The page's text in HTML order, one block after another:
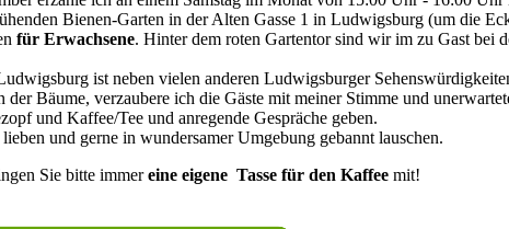
Bienen-Garten in der Alten Gasse 1 in Ludwigsburg (um die
für Erwachsene. Hinter dem roten Gartentor sind wir im zu Gast bei
ist neben vielen anderen Ludwigsburger
Bäume, verzaubere ich die Gäste mit meiner Stimme und
und Kaffee/Tee und anregende Gespräche geben.
und gerne in wundersamer Umgebung gebannt lauschen.
Sie bitte immereine eigene Tasse für den Kaffee mit!